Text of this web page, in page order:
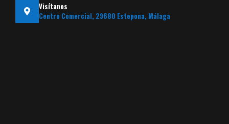
Visítanos
Centro Comercial, 29680 Estepona, Málaga